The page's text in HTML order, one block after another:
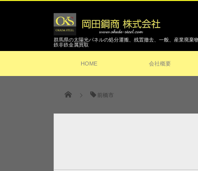
群馬県の太陽光パネルの処分運搬、残置撤去、一般、産業廃棄
鉄非鉄金属買取
HOME 会社概要
前橋市